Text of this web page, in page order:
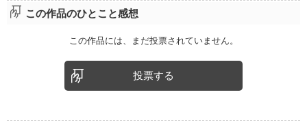
この作品のひとこと感想
この作品には、まだ投票されていません。
投票する